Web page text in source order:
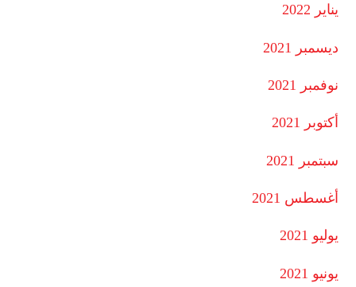
يناير 2022
ديسمبر 2021
نوفمبر 2021
أكتوبر 2021
سبتمبر 2021
أغسطس 2021
يوليو 2021
يونيو 2021